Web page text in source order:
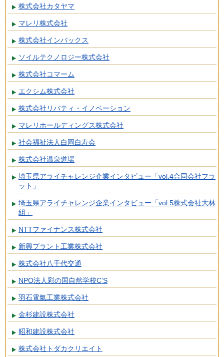
株式会社カタヤマ
マレリ株式会社
株式会社インバックス
ソイルテクノロジー株式会社
株式会社コマーム
エクシム株式会社
株式会社リバティ・イノベーション
マレリホールディングス株式会社
社会福祉法人白岡白寿会
株式会社温泉道場
埼玉県アライチャレンジ企業インタビュー「vol.4合同会社フラ
ット」
埼玉県アライチャレンジ企業インタビュー「vol.5株式会社大林
組」
NTTファイナンス株式会社
新興プラント工業株式会社
株式会社八千代交通
NPO法人彩の国自然学校C’S
羽石電氣工業株式会社
金杉建設株式会社
昭和建設株式会社
株式会社トダカクリエイト